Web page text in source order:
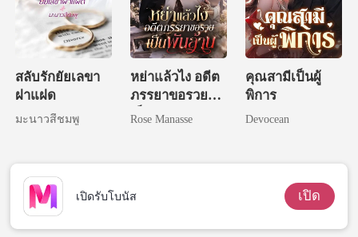
สลับรักยัยเลขา
ฝาแฝด
มะนาวสีชมพู
หย่าแล้วไง อดีต
ภรรยาขอรวย
เป็นพันล้าน
Rose Manasse
คุณสามีเป็นผู้
พิการ
Devocean
เปิดรับโบนัส เปิด